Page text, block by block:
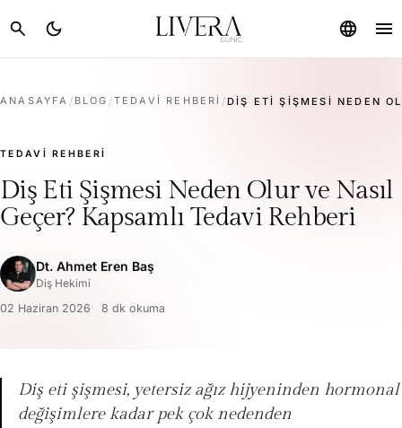
search dark_mode language menu
ANASAYFA / BLOG /TEDAVI REHBERI /DIŞ ETI ŞIŞMESI NEDEN
TEDAVI REHBERI
Diş Eti Şişmesi Neden Olur ve Nasıl
Geçer? Kapsamlı Tedavi Rehberi
Dt. Ahmet Eren Baş
Diş Hekimi
02 Haziran 2026
8 dk okuma
Diş eti şişmesi, yetersiz ağız hijyeninden hormonal
değişimlere kadar pek çok nedenden